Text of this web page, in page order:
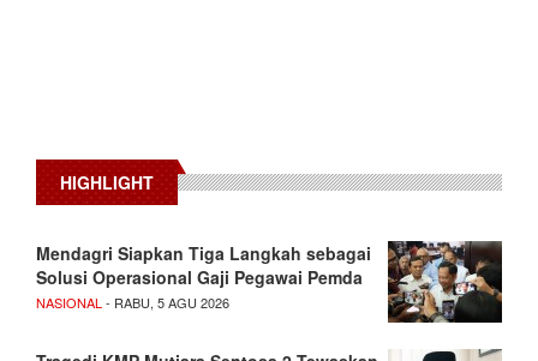
HIGHLIGHT
Mendagri Siapkan Tiga Langkah sebagai
Solusi Operasional Gaji Pegawai Pemda
NASIONAL - RABU, 5 AGU 2026